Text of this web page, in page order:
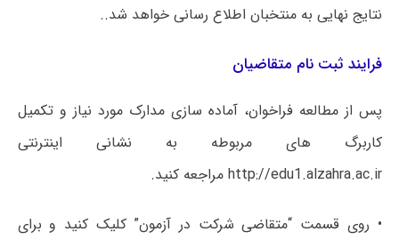
نتایج نهایی به منتخبان اطلاع رسانی خواهد شد..
فرایند ثبت نام متقاضیان
پس از مطالعه فراخوان، آماده سازی مدارک مورد نیاز و تکمیل
کاربرگ های مربوطه به نشانی اینترنتی
http://edu1.alzahra.ac.ir مراجعه کنید.
• روی قسمت “متقاضی شرکت در آزمون” کلیک کنید و برای